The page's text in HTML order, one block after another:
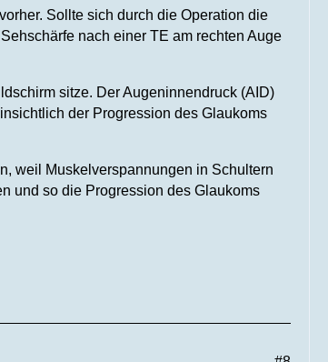
Sollte sich durch die Operation die
nach einer TE am rechten Auge
sitze. Der Augeninnendruck (AID)
der Progression des Glaukoms
weil Muskelverspannungen in Schultern
und so die Progression des Glaukoms